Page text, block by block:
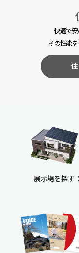
快適で安
その性能
展示場を探す